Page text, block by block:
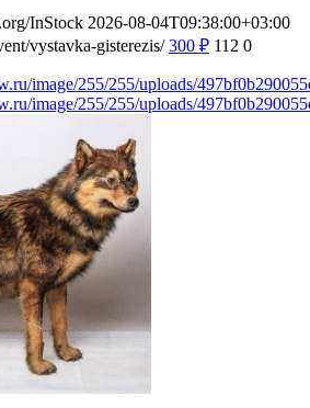
InStock 2026-08-04T09:38:00+03:00
vystavka-gisterezis/ 300 ₽ 112 0
image/255/255/uploads/
image/255/255/uploads/